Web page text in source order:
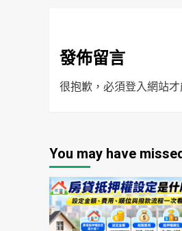
發佈留言
很抱歉，必須登入網站才
You may have